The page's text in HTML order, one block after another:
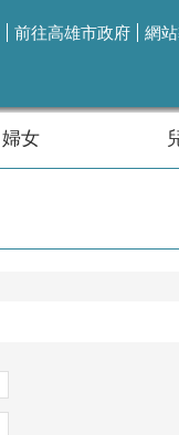
前往高雄市政府 網
婦女